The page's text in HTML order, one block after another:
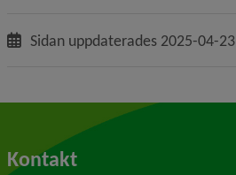
Sidan uppdaterades 2025-04-23
Kontakt